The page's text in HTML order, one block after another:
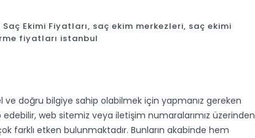
Ekimi Fiyatları, saç ekim merkezleri, saç ekimi
fiyatları istanbul
ve doğru bilgiye sahip olabilmek için yapmanız gereken
edebilir, web sitemiz veya iletişim numaralarımız üzerinden
farklı etken bulunmaktadır. Bunların akabinde hem